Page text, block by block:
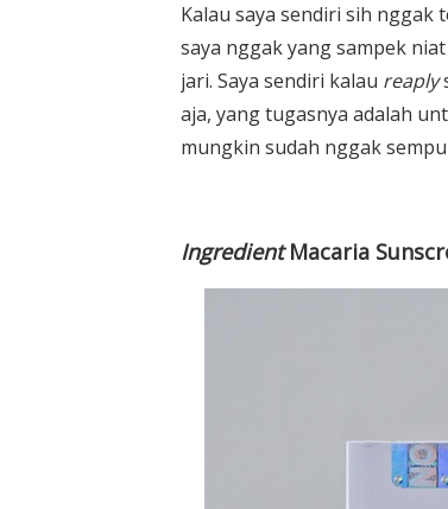
Kalau saya sendiri sih nggak
saya nggak yang sampek
jari. Saya sendiri kalau reaply
aja, yang tugasnya adalah
mungkin sudah nggak
IngredientMacaria